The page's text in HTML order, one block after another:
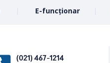
E-funcționar
(021) 467-1214